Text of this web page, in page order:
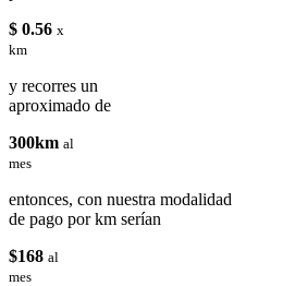
$ 0.56 x
km
y recorres un
aproximado de
300km al
mes
entonces, con nuestra modalidad
de pago por km serían
$168 al
mes